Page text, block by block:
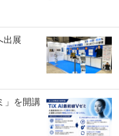
出展
」を開講